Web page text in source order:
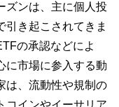
ズンは、主に個人投
引き起こされてきま
の承認などによ
に市場に参入する動
は、流動性や規制の